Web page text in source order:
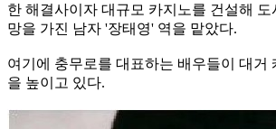
한 해결사이자 대규모 카지노를 건설해
망을 가진 남자 '장태영' 역을 맡았다.
여기에 충무로를 대표하는 배우들이 대거
을 높이고 있다.